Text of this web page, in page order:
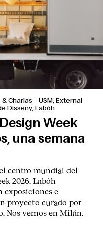
Charlas - USM, External
Disseny, Labóh
Week
una semana
centro mundial del
2026. Labóh
exposiciones e
proyecto curado por
Nos vemos en Milán.